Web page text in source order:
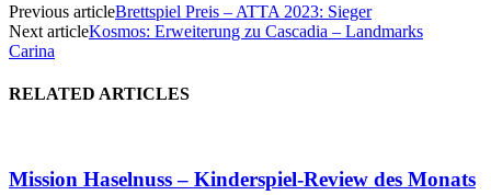
Previous articleBrettspiel Preis – ATTA 2023: Sieger
Next articleKosmos: Erweiterung zu Cascadia – Landmarks
Carina
RELATED ARTICLES
Mission Haselnuss – Kinderspiel-Review des Monats